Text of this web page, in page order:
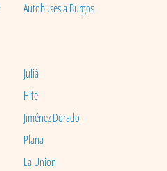
Autobuses a Burgos
Julià
Hife
Jiménez Dorado
Plana
La Union